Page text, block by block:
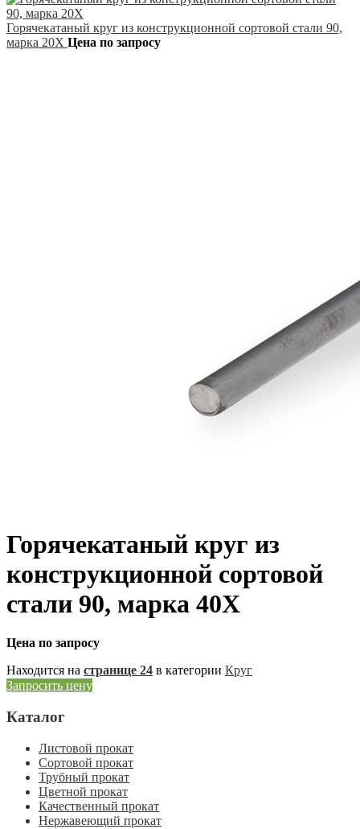
Горячекатаный круг из конструкционной сортовой стали 90,
марка 20Х Цена по запросу
Горячекатаный круг из
конструкционной сортовой
стали 90, марка 40Х
Цена по запросу
Находится на странице 24 в категории Круг
Запросить цену
Каталог
Листовой прокат
Сортовой прокат
Трубный прокат
Цветной прокат
Качественный прокат
Нержавеющий прокат